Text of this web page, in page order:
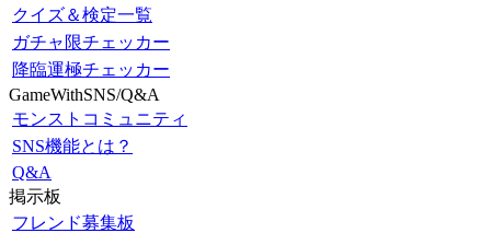
クイズ＆検定一覧
ガチャ限チェッカー
降臨運極チェッカー
GameWithSNS/Q&A
モンストコミュニティ
SNS機能とは？
Q&A
掲示板
フレンド募集板